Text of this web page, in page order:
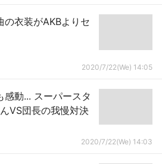
の衣装がAKBよりセ
2020/7/22(We) 14:05
感動... スーパースタ
VS団長の我慢対決
2020/7/22(We) 14:03